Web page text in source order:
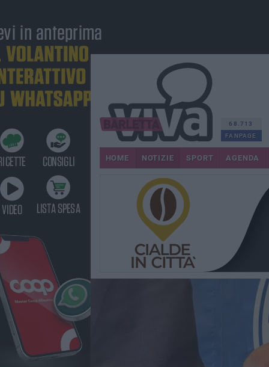
68.713
FANPAGE
HOME NOTIZIE SPORT AGENDA